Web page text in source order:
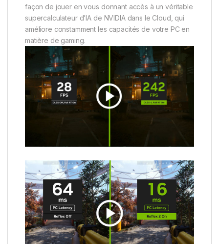
façon de jouer en vous donnant accès à un véritable
supercalculateur d’IA de NVIDIA dans le Cloud, qui
améliore constamment les capacités de votre PC en
matière de gaming.